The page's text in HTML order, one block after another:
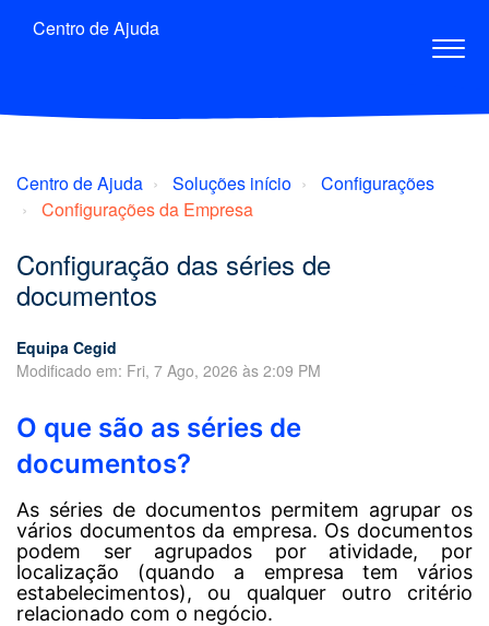
Centro de Ajuda
Centro de Ajuda Soluções início
Configurações
Configurações da Empresa
Configuração das séries de
documentos
Equipa Cegid
Modificado em: Fri, 7 Ago, 2026 às 2:09 PM
O que são as séries de
documentos?
As séries de documentos permitem agrupar os
vários documentos da empresa. Os documentos
podem ser agrupados por atividade, por
localização (quando a empresa tem vários
estabelecimentos), ou qualquer outro critério
relacionado com o negócio.